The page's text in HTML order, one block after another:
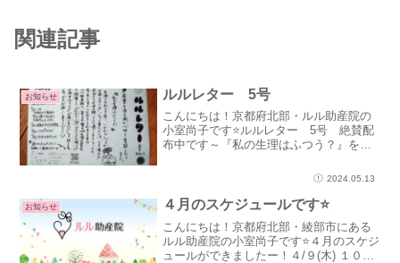
関連記事
お知らせ ルルレター 5号
こんにちは！京都府北部・ルル助産院の
小室尚子です⭐ルルレター 5号 絶賛配
布中です～『私の生理はふつう？』をテ
ちがうのがふつうですが(笑)「生理ってこ
聞きしたりして、...
2024.05.13
お知らせ ４月のスケジュールです⭐
こんにちは！京都府北部・綾部市にある
ルル助産院の小室尚子です⭐４月のスケジ
ュールができましたー！４/９(木) １０時